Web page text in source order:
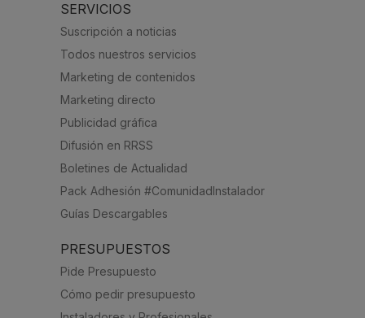
SERVICIOS
Suscripción a noticias
Todos nuestros servicios
Marketing de contenidos
Marketing directo
Publicidad gráfica
Difusión en RRSS
Boletines de Actualidad
Pack Adhesión #ComunidadInstalador
Guías Descargables
PRESUPUESTOS
Pide Presupuesto
Cómo pedir presupuesto